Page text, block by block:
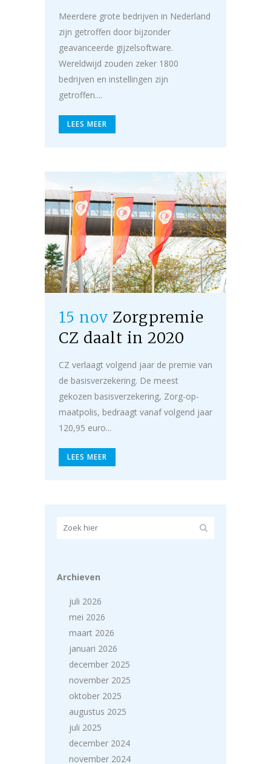
Meerdere grote bedrijven in Nederland
zijn getroffen door bijzonder
geavanceerde gijzelsoftware.
Wereldwijd zouden zeker 1800
bedrijven en instellingen zijn
getroffen....
LEES MEER
15 nov Zorgpremie
CZ daalt in 2020
CZ verlaagt volgend jaar de premie van
de basisverzekering. De meest
gekozen basisverzekering, Zorg-op-
maatpolis, bedraagt vanaf volgend jaar
120,95 euro...
LEES MEER
Archieven
juli 2026
mei 2026
maart 2026
januari 2026
december 2025
november 2025
oktober 2025
augustus 2025
juli 2025
december 2024
november 2024